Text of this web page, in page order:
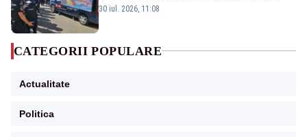
masiv al fermierilor - VIDEO
30 iul. 2026, 11:08
CATEGORII POPULARE
Actualitate
Politica